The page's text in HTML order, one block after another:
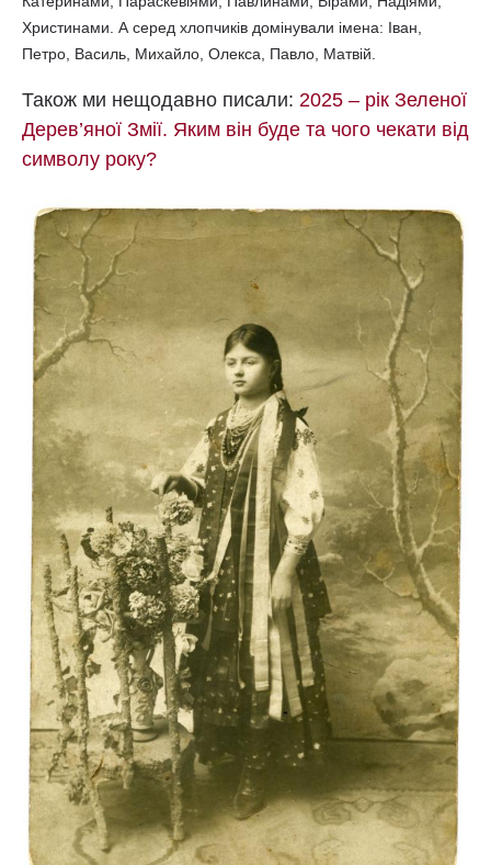
Христинами. А серед хлопчиків домінували імена: Іван,
Петро, Василь, Михайло, Олекса, Павло, Матвій.
Також ми нещодавно писали: 2025 – рік Зеленої
Дерев’яної Змії. Яким він буде та чого чекати від
символу року?